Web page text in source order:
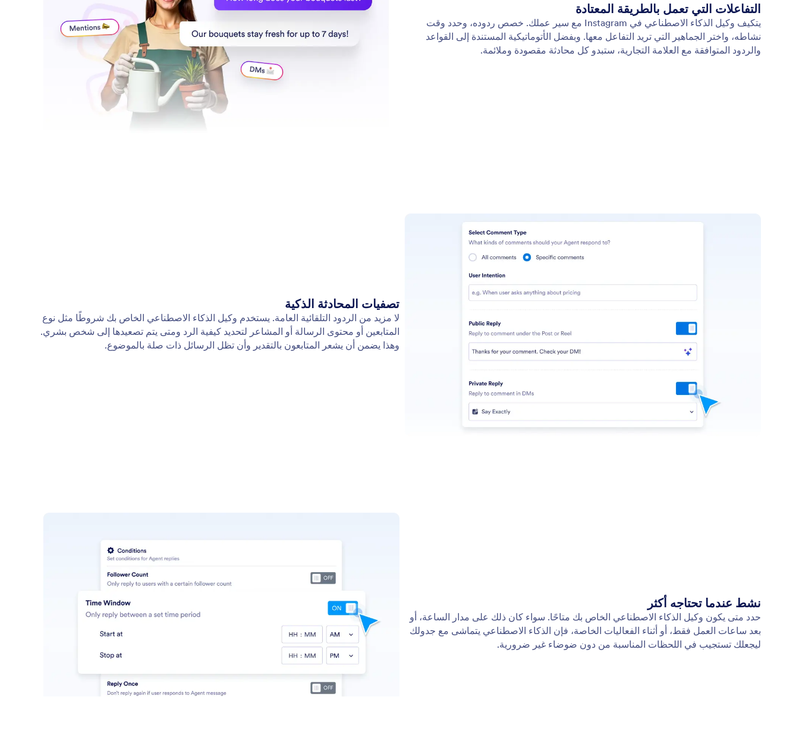
التفاعلات التي تعمل بالطريقة المعتادة
يتكيف وكيل الذكاء الاصطناعي في Instagram مع سير عملك. خصص ردوده، وحدد وقت
نشاطه، واختر الجماهير التي تريد التفاعل معها. وبفضل الأتوماتيكية المستندة إلى القواعد
والردود المتوافقة مع العلامة التجارية، ستبدو كل محادثة مقصودة وملائمة.
تصفيات المحادثة الذكية
لا مزيد من الردود التلقائية العامة. يستخدم وكيل الذكاء الاصطناعي الخاص بك شروطًا مثل نوع
المتابعين أو محتوى الرسالة أو المشاعر لتحديد كيفية الرد ومتى يتم تصعيدها إلى شخص بشري.
وهذا يضمن أن يشعر المتابعون بالتقدير وأن تظل الرسائل ذات صلة بالموضوع.
نشط عندما تحتاجه أكثر
حدد متى يكون وكيل الذكاء الاصطناعي الخاص بك متاحًا. سواء كان ذلك على مدار الساعة، أو
بعد ساعات العمل فقط، أو أثناء الفعاليات الخاصة، فإن الذكاء الاصطناعي يتماشى مع جدولك
ليجعلك تستجيب في اللحظات المناسبة من دون ضوضاء غير ضرورية.